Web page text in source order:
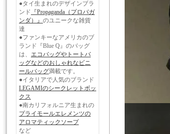
●タイ生まれのデザインブラ
ンド 『Propaganda（プロバガ
ンダ）』 のユニークな雑貨
達
●ファンキーなアメリカのブ
ランド『Blue Q』のバッグ
は、 エコバッグやトートバ
ッグなどのおしゃれなビニ
ールバッグ満載です。
●イタリアで人気のブランド
LEGAMIのシークレットボッ
クス
●南カリフォルニア生まれの
プライモールエレメンツの
アロマティックソープ
など